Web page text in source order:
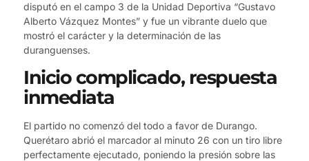
disputó en el campo 3 de la Unidad Deportiva “Gustavo
Alberto Vázquez Montes” y fue un vibrante duelo que
mostró el carácter y la determinación de las
duranguenses.
Inicio complicado, respuesta
inmediata
El partido no comenzó del todo a favor de Durango.
Querétaro abrió el marcador al minuto 26 con un tiro libre
perfectamente ejecutado, poniendo la presión sobre las